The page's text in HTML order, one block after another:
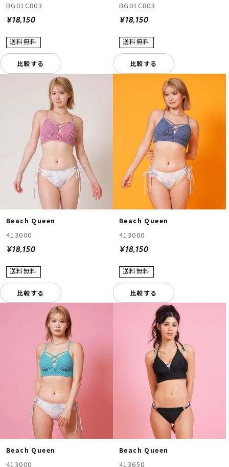
BG01C803
¥18,150
比較する
BG01C803
¥18,150
比較する
Beach Queen
413000
¥18,150
比較する
Beach Queen
413000
¥18,150
比較する
Beach Queen
413000
Beach Queen
413650